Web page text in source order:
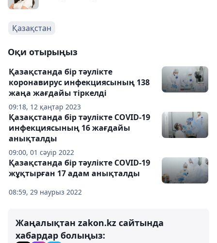
Қазақстан
Оқи отырыңыз
09:18, 12 қаңтар 2023
Қазақстанда бір тәулікте
коронавирус инфекциясының 138
жаңа жағдайы тіркелді
09:00, 01 сәуір 2022
Қазақстанда бір тәулікте COVID-19
инфекциясының 16 жағдайы
анықталды
08:59, 29 наурыз 2022
Қазақстанда бір тәулікте COVID-19
жұқтырған 17 адам анықталды
Жаңалықтан zakon.kz сайтында
хабардар болыңыз: